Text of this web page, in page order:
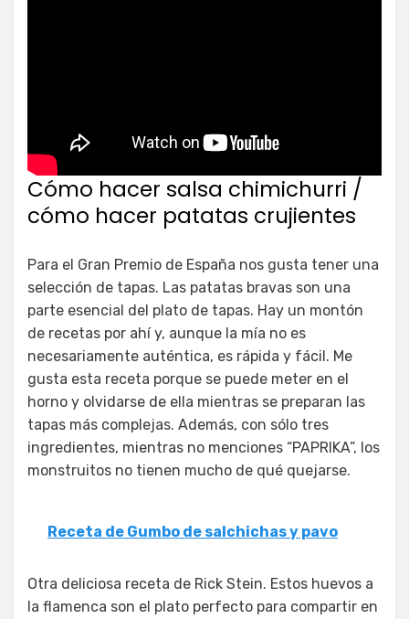
Cómo hacer salsa chimichurri /
cómo hacer patatas crujientes
Para el Gran Premio de España nos gusta tener una
selección de tapas. Las patatas bravas son una
parte esencial del plato de tapas. Hay un montón
de recetas por ahí y, aunque la mía no es
necesariamente auténtica, es rápida y fácil. Me
gusta esta receta porque se puede meter en el
horno y olvidarse de ella mientras se preparan las
tapas más complejas. Además, con sólo tres
ingredientes, mientras no menciones “PAPRIKA”, los
monstruitos no tienen mucho de qué quejarse.
Receta de Gumbo de salchichas y pavo
Otra deliciosa receta de Rick Stein. Estos huevos a
la flamenca son el plato perfecto para compartir en